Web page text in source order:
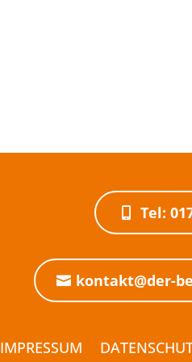
Tel:
kontakt@der-
IMPRESSUM